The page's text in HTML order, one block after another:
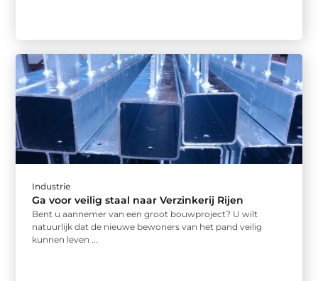
Industrie
Ga voor veilig staal naar Verzinkerij Rijen
Bent u aannemer van een groot bouwproject? U wilt
natuurlijk dat de nieuwe bewoners van het pand veilig
kunnen leven ...